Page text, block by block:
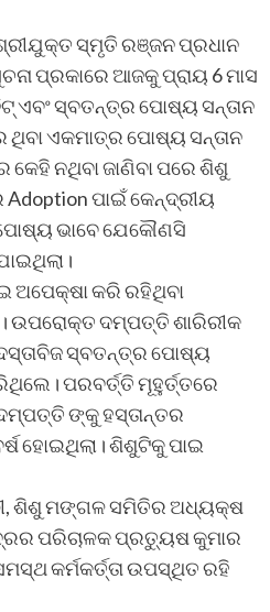
ସ୍ମୃତି ରଞ୍ଜନ ପ୍ରଧାନ
ପ୍ରକାରେ ଆଜକୁ ପ୍ରାୟ 6 ମାସ
ଏବଂ ସ୍ବତନ୍ତ୍ର ପୋଷ୍ୟ ସନ୍ତାନ
ଏକମାତ୍ର ପୋଷ୍ୟ ସନ୍ତାନ
ନଥିବା ଜାଣିବା ପରେ ଶିଶୁ
ପାଇଁ କେନ୍ଦ୍ରୀୟ
ଭାବେ ଯେକୌଣସି
ଅପେକ୍ଷା କରି ରହିଥିବା
ଉପରୋକ୍ତ ଦମ୍ପତ୍ତି ଶାରିରୀକ
ସ୍ବତନ୍ତ୍ର ପୋଷ୍ୟ
ପରବର୍ତ୍ତି ମୂହୁର୍ତ୍ତରେ
ଙ୍କୁ ହସ୍ତାନ୍ତର
ହୋଇଥିଲା। ଶିଶୁଟିକୁ ପାଇ
ଶିଶୁ ମଙ୍ଗଳ ସମିତିର ଅଧ୍ୟକ୍ଷ
ପରିଚାଳକ ପ୍ରତ୍ୟୁଷ କୁମାର
କର୍ମକର୍ତ୍ତା ଉପସ୍ଥିତ ରହି